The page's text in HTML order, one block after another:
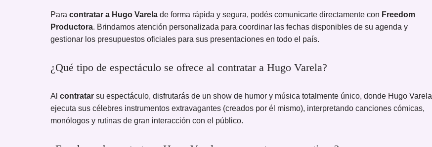
Para contratar a Hugo Varela de forma rápida y segura, podés comunicarte directamente con Freedom
Productora. Brindamos atención personalizada para coordinar las fechas disponibles de su agenda y
gestionar los presupuestos oficiales para sus presentaciones en todo el país.
¿Qué tipo de espectáculo se ofrece al contratar a Hugo Varela?
Al contratar su espectáculo, disfrutarás de un show de humor y música totalmente único, donde Hugo Varela
ejecuta sus célebres instrumentos extravagantes (creados por él mismo), interpretando canciones cómicas,
monólogos y rutinas de gran interacción con el público.